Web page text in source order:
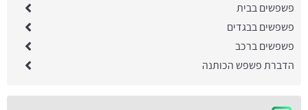
פשפשים בבית
פשפשים בבגדים
פשפשים ברכב
הדברת פשפש הכותנה